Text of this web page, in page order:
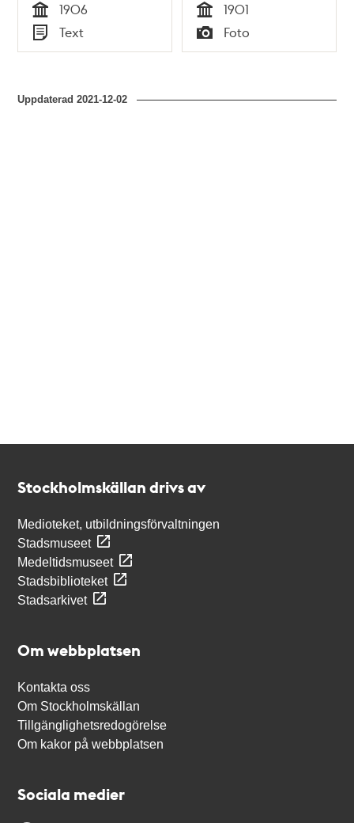
Tid
1906
Typ
Text Tid
1901
Typ
Foto
Uppdaterad2021-12-02
Stockholmskällan drivs av
Medioteket, utbildningsförvaltningen
Stadsmuseet
Medeltidsmuseet
Stadsbiblioteket
Stadsarkivet
Om webbplatsen
Kontakta oss
Om Stockholmskällan
Tillgänglighetsredogörelse
Om kakor på webbplatsen
Sociala medier